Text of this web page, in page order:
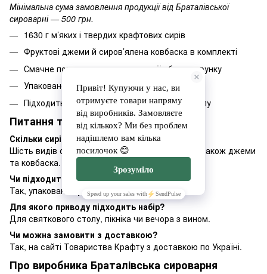
Мінімальна сума замовлення продукції від Браталівської
сироварні — 500 грн.
1630 г м’яких і твердих крафтових сирів
Фруктові джеми й сиров’ялена ковбаска в комплекті
Смачне поєднання для дегустації або подарунку
Упаковано в щільну стильну коробку
Підходить для вина, пікніка, святкового столу
Питання та відповіді
Скільки сирів входить у набір №5?
Шість видів сирів, включно з халумі й Лабне, а також джеми
та ковбаска.
Чи підходить набір для подарунка?
Так, упакований у щільну стильну коробку.
Для якого приводу підходить набір?
Для святкового столу, пікніка чи вечора з вином.
Чи можна замовити з доставкою?
Так, на сайті Товариства Крафту з доставкою по Україні.
Про виробника Браталівська сироварня